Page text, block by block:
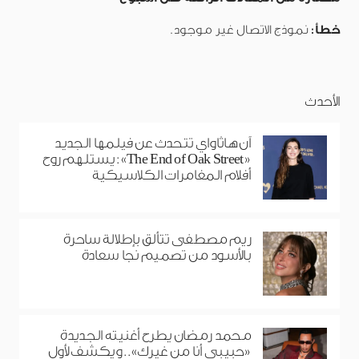
خطأ: نموذج الاتصال غير موجود.
الأحدث
آن هاثاواي تتحدث عن فيلمها الجديد
«The End of Oak Street»: يستلهم روح
أفلام المغامرات الكلاسيكية
ريم مصطفى تتألق بإطلالة ساحرة
بالأسود من تصميم نجا سعادة
محمد رمضان يطرح أغنيته الجديدة
«حبيبي أنا من غيرك».. ويكشف لأول